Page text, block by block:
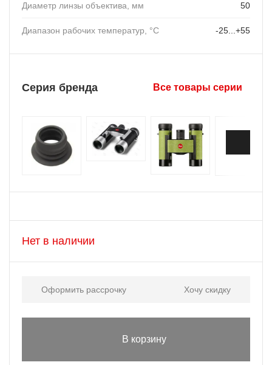
Диаметр линзы объектива, мм 50
Диапазон рабочих температур, °C -25...+55
Серия бренда Все товары серии
Нет в наличии
Оформить рассрочку Хочу скидку
В корзину